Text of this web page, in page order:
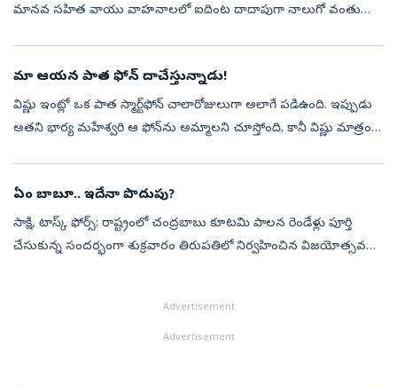
మానవ సహిత వాయు వాహనాలలో ఐదింట దాదాపుగా నాలుగో వంతు
మా ఆయన పాత ఫోన్‌ దాచేస్తున్నాడు!
విష్ణు ఇంట్లో ఒక పాత స్మార్ట్‌ఫోన్‌ చాలారోజులుగా అలాగే పడిఉంది. ఇప్పుడు
అతని భార్య మహేశ్వరి ఆ ఫోన్‌ను అమ్మాలని చూస్తోంది. కానీ విష్ణు మాత్రం
ఏం బాబూ.. ఇదేనా పొదుపు?
సాక్షి, టాస్క్ ఫోర్స్: రాష్ట్రంలో చంద్రబాబు కూటమి పాలన రెండేళ్లు పూర్తి
చేసుకున్న సందర్భంగా శుక్రవారం తిరుపతిలో నిర్వహించిన విజయోత్సవ
Advertisement
Advertisement